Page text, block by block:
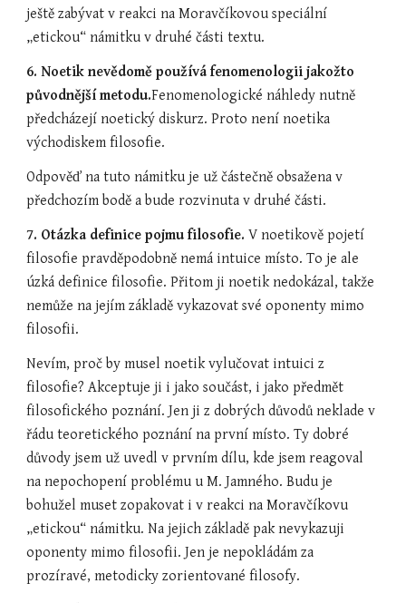
ještě zabývat v reakci na Moravčíkovou speciální
„etickou“ námitku v druhé části textu.
6. Noetik nevědomě používá fenomenologii jakožto
původnější metodu.Fenomenologické náhledy nutně
předcházejí noetický diskurz. Proto není noetika
východiskem filosofie.
Odpověď na tuto námitku je už částečně obsažena v
předchozím bodě a bude rozvinuta v druhé části.
7. Otázka definice pojmu filosofie. V noetikově pojetí
filosofie pravděpodobně nemá intuice místo. To je ale
úzká definice filosofie. Přitom ji noetik nedokázal, takže
nemůže na jejím základě vykazovat své oponenty mimo
filosofii.
Nevím, proč by musel noetik vylučovat intuici z
filosofie? Akceptuje ji i jako součást, i jako předmět
filosofického poznání. Jen ji z dobrých důvodů neklade v
řádu teoretického poznání na první místo. Ty dobré
důvody jsem už uvedl v prvním dílu, kde jsem reagoval
na nepochopení problému u M. Jamného. Budu je
bohužel muset zopakovat i v reakci na Moravčíkovu
„etickou“ námitku. Na jejich základě pak nevykazuji
oponenty mimo filosofii. Jen je nepokládám za
prozíravé, metodicky zorientované filosofy.